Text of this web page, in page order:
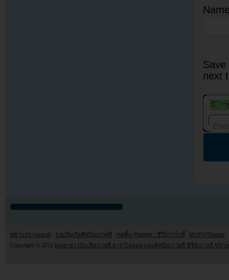
next
หน้าแรก youzab รวมวันเกิดศิลปินเกาหลี เรตติ้ง (Rating) : ซีรี่ย์/วาไรตี้
MV/PV/Teaser
Copyright © 2011 Kpop ข่าวบันเทิงเกาหลี ดาราไอดอล และศิลปินเกาหลี ซีรี่ย์เกาหลี MV